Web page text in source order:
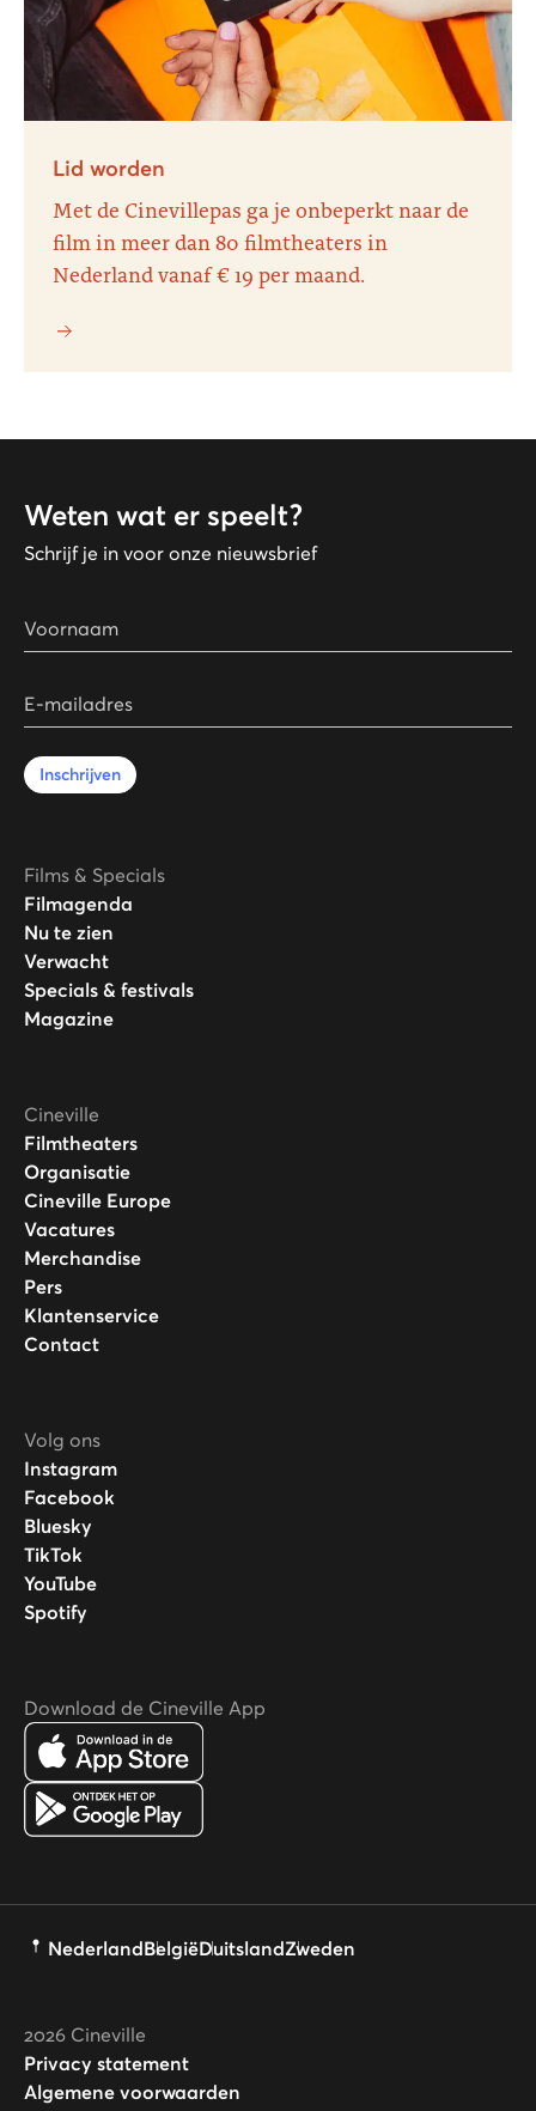
Lid worden
Met de Cinevillepas ga je onbeperkt naar de
film in meer dan 80 filmtheaters in
Nederland vanaf € 19 per maand.
Weten wat er speelt?
Schrijf je in voor onze nieuwsbrief
Voornaam
E-mailadres
Inschrijven
Films & Specials
Filmagenda
Nu te zien
Verwacht
Specials & festivals
Magazine
Cineville
Filmtheaters
Organisatie
Cineville Europe
Vacatures
Merchandise
Pers
Klantenservice
Contact
Volg ons
Instagram
Facebook
Bluesky
TikTok
YouTube
Spotify
Download de Cineville App
NederlandBelgiëDuitslandZweden
2026 Cineville
Privacy statement
Algemene voorwaarden